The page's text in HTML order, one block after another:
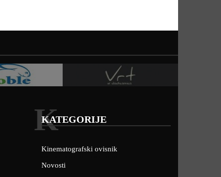
KATEGORIJE
K
Kinematografski ovisnik
Novosti